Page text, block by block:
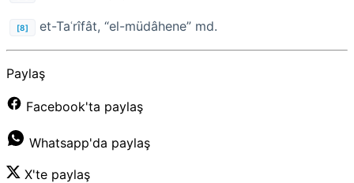
[8] et-Taʿrîfât, “el-müdâhene” md.
Paylaş
Facebook'ta paylaş
Whatsapp'da paylaş
X'te paylaş